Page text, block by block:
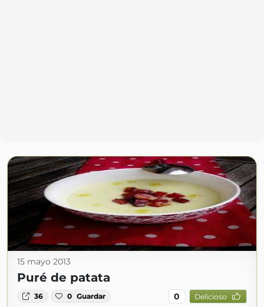
15 mayo 2013
Puré de patata
36 0 Guardar 0 Delicioso